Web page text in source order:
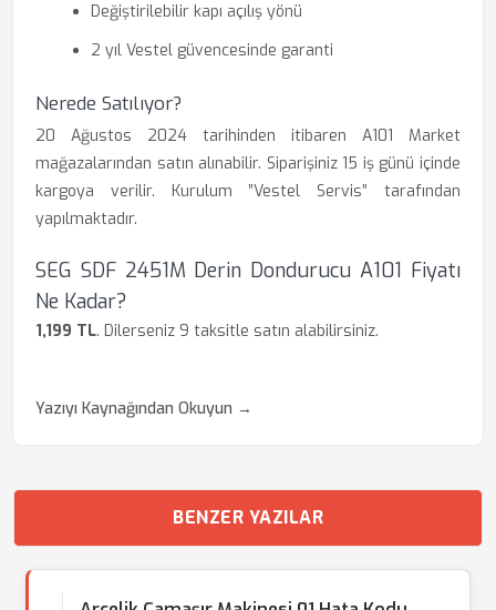
Değiştirilebilir kapı açılış yönü
2 yıl Vestel güvencesinde garanti
Nerede Satılıyor?
20 Ağustos 2024 tarihinden itibaren A101 Market
mağazalarından satın alınabilir. Siparişiniz 15 iş günü içinde
kargoya verilir. Kurulum ”Vestel Servis” tarafından
yapılmaktadır.
SEG SDF 2451M Derin Dondurucu A101 Fiyatı
Ne Kadar?
1,199 TL. Dilerseniz 9 taksitle satın alabilirsiniz.
Yazıyı Kaynağından Okuyun →
BENZER YAZILAR